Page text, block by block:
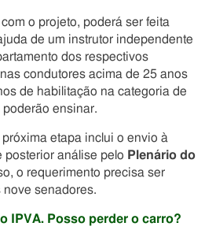
o projeto, poderá ser feita
de um instrutor independente
dos respectivos
condutores acima de 25 anos
de habilitação na categoria de
ensinar.
etapa inclui o envio à
posterior análise pelo Plenário do
o requerimento precisa ser
senadores.
IPVA. Posso perder o carro?